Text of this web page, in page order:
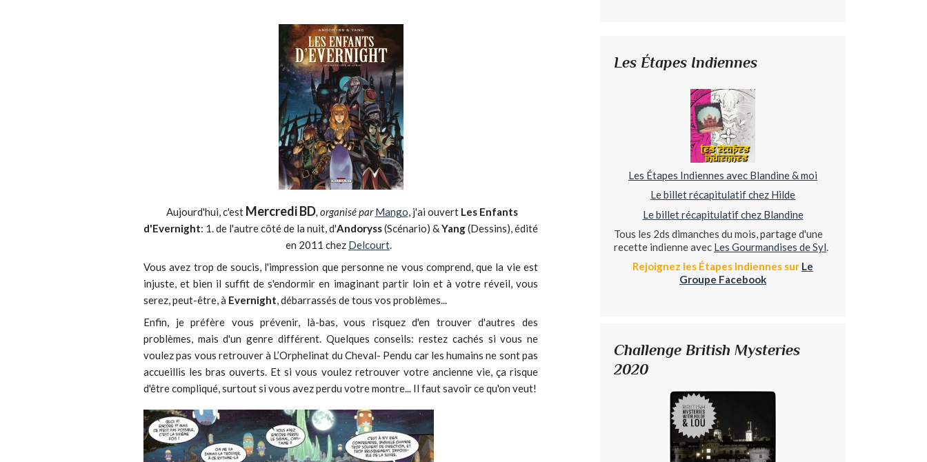
Aujourd'hui, c'est Mercredi BD, organisé parMango, j'ai ouvert Les Enfants
d'Evernight: 1. de l'autre côté de la nuit, d'Andoryss(Scénario) &Yang(Dessins), édité
en 2011 chez Delcourt.
Vous avez trop de soucis, l'impression que personne ne vous comprend, que la vie est
injuste, et bien il suffit de s'endormir en imaginant partir loin et à votre réveil, vous
serez, peut-être, à Evernight, débarrassés de tous vos problèmes...
Enfin, je préfère vous prévenir, là-bas, vous risquez d'en trouver d'autres des
problèmes, mais d'un genre différent. Quelques conseils: restez cachés si vous ne
voulez pas vous retrouver à L’Orphelinat du Cheval- Pendu car les humains ne sont pas
accueillis les bras ouverts. Et si vous voulez retrouver votre ancienne vie, ça risque
d'être compliqué, surtout si vous avez perdu votre montre... Il faut savoir ce qu'on veut!
Les Étapes Indiennes
Les Étapes Indiennes avec Blandine & moi
Le billet récapitulatif chez Hilde
Le billet récapitulatif chez Blandine
Tous les 2ds dimanches du mois, partage d'une
recette indienne avec Les Gourmandises de Syl.
Rejoignez les Étapes Indiennes sur Le
Groupe Facebook
Challenge British Mysteries
2020